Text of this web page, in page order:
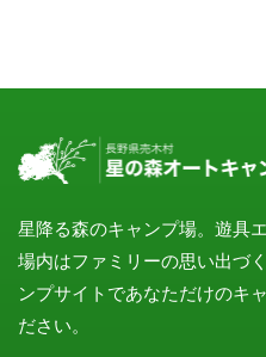
星降る森のキャンプ場。遊具
場内はファミリーの思い出づ
ンプサイトであなただけのキ
ださい。